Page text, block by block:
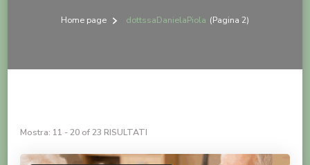
Home page dottssaDanielaPiola (Pagina 2)
Mostra: 11 - 20 of 23 RISULTATI